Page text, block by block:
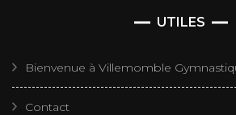
UTILES
Bienvenue à Villemomble
Contact